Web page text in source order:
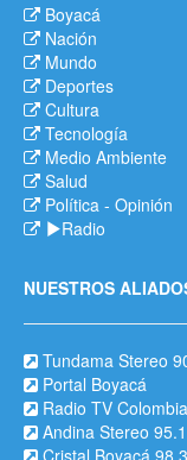
Boyacá
Nación
Mundo
Deportes
Cultura
Tecnología
Medio Ambiente
Salud
Política - Opinión
Radio
NUESTROS
Tundama Stereo
Portal Boyacá
Radio TV Colombia
Andina Stereo 95.1
Cristal Boyacá 98.3